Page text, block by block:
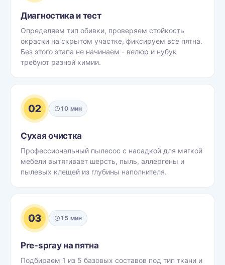
Диагностика и тест
Определяем тип обивки, проверяем стойкость
окраски на скрытом участке, фиксируем все пятна.
Без этого этапа не начинаем - велюр и нубук
требуют разной химии.
02 10 мин
Сухая очистка
Профессиональный пылесос с насадкой для мягкой
мебели вытягивает шерсть, пыль, аллергены и
пылевых клещей из глубины наполнителя.
03 15 мин
Pre-spray на пятна
Подбираем 1 из 5 базовых составов под тип ткани и